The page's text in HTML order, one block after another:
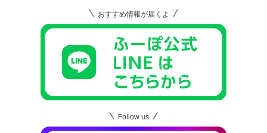
おすすめ情報が届くよ
Follow us